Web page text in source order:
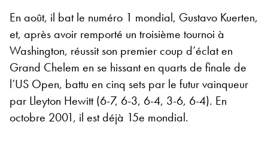
En août, il bat le numéro 1 mondial, Gustavo Kuerten,
et, après avoir remporté un troisième tournoi à
Washington, réussit son premier coup d’éclat en
Grand Chelem en se hissant en quarts de finale de
l’US Open, battu en cinq sets par le futur vainqueur
par Lleyton Hewitt (6-7, 6-3, 6-4, 3-6, 6-4). En
octobre 2001, il est déjà 15e mondial.